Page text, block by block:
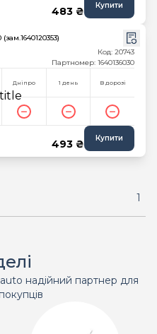
483 ₴ Купити
Код: 20743
Партномер: 1640136030
Дніпро 1 день В дорозі
493 ₴ Купити
1
надійний партнер для